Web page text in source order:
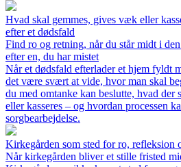
Hvad skal gemmes, gives væk eller
efter et dødsfald
Find ro og retning, når du står midt i
efter en, du har mistet
Når et dødsfald efterlader et hjem fyldt
det være svært at vide, hvor man skal
du med omtanke kan beslutte, hvad der
eller kasseres – og hvordan processen
sorgbearbejdelse.
Kirkegården som sted for ro,
Når kirkegården bliver et stille fristed